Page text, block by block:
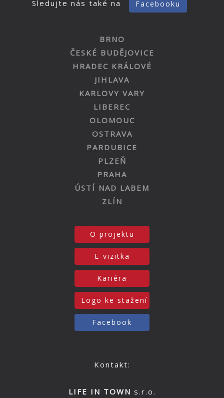
Sledujte nás také na Facebooku
BRNO
ČESKÉ BUDĚJOVICE
HRADEC KRÁLOVÉ
JIHLAVA
KARLOVY VARY
LIBEREC
OLOMOUC
OSTRAVA
PARDUBICE
PLZEŇ
PRAHA
ÚSTÍ NAD LABEM
ZLÍN
O projektu
E-vizitka
Kariéra
Logo ke stažení
Facebook
Kontakt:
LIFE IN TOWN s.r.o.